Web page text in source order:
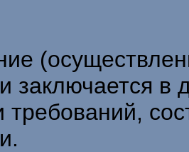
заключается в
требований,